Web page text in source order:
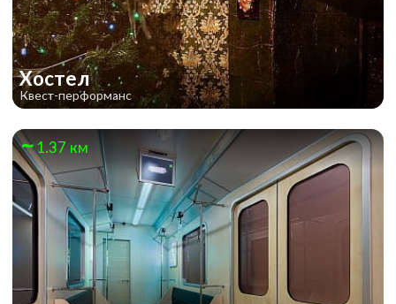
Хостел
Квест-перформанс
1.37 км